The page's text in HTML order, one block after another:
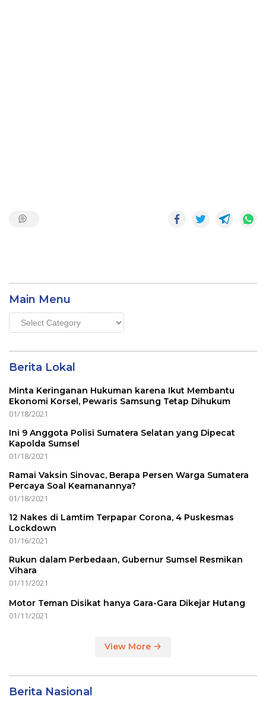
Main Menu
Main
Menu
Berita Lokal
Minta Keringanan Hukuman karena Ikut Membantu
Ekonomi Korsel, Pewaris Samsung Tetap Dihukum
01/18/2021
Ini 9 Anggota Polisi Sumatera Selatan yang Dipecat
Kapolda Sumsel
01/18/2021
Ramai Vaksin Sinovac, Berapa Persen Warga Sumatera
Percaya Soal Keamanannya?
01/18/2021
12 Nakes di Lamtim Terpapar Corona, 4 Puskesmas
Lockdown
01/16/2021
Rukun dalam Perbedaan, Gubernur Sumsel Resmikan
Vihara
01/11/2021
Motor Teman Disikat hanya Gara-Gara Dikejar Hutang
01/11/2021
View More
Berita Nasional